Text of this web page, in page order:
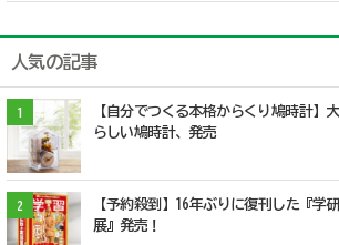
人気の記事
1
【自分でつくる本格からくり鳩時計】
らしい鳩時計、発売
2
【予約殺到】16年ぶりに復刊した『学
展』発売！